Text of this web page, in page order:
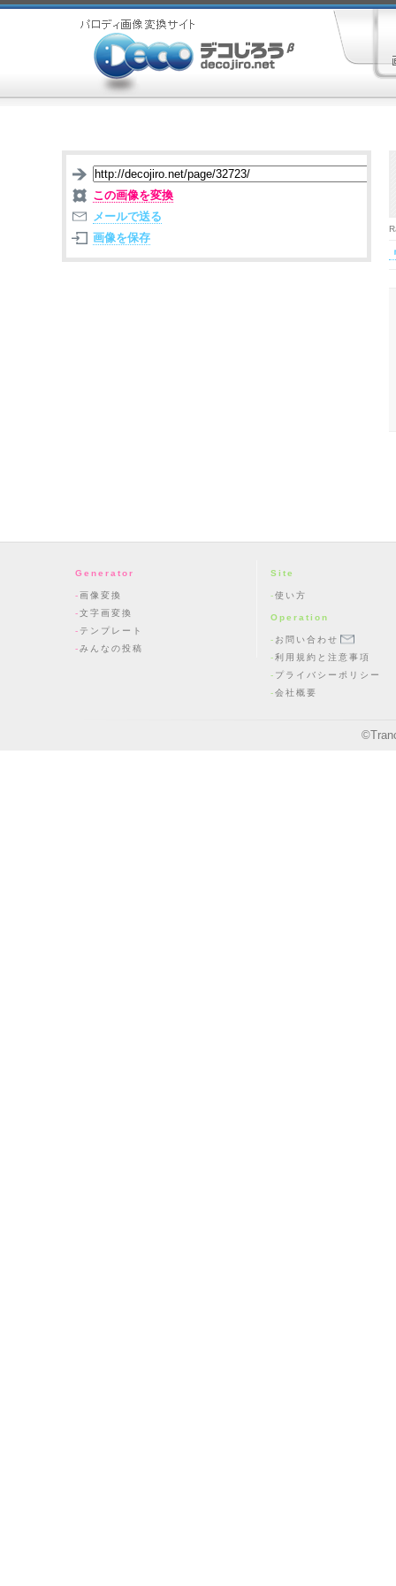
この画像を変換
メールで送る
画像を保存
Generator
画像変換
文字画変換
テンプレート
みんなの投稿
Site
使い方
Operation
お問い合わせ
利用規約と注意事項
プライバシーポリシー
会社概要
©